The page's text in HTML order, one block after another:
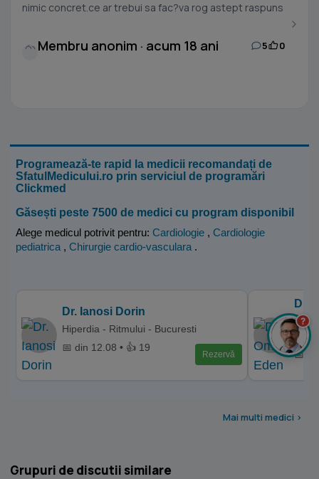
nimic concret.ce ar trebui sa fac?va rog astept raspuns
Membru anonim · acum 18 ani 5 0
Programează-te rapid la medicii recomandați de
SfatulMedicului.ro prin serviciul de programări
Clickmed
Găsești peste 7500 de medici cu program disponibil
Alege medicul potrivit pentru: Cardiologie , Cardiologie
pediatrica , Chirurgie cardio-vasculara .
Dr. Ianosi Dorin
Hiperdia - Ritmului - Bucuresti
📅 din 12.08 • 👍 19
Rezervă
Dr.
📅
Mai multi medici >
Grupuri de discutii similare
?